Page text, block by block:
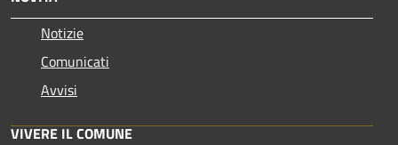
Notizie
Comunicati
Avvisi
VIVERE IL COMUNE